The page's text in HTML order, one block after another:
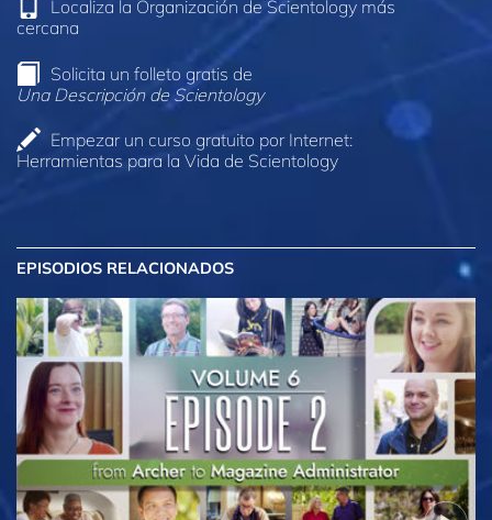
Localiza la Organización de Scientology más
cercana
Solicita un folleto gratis de
Una Descripción de Scientology
Empezar un curso gratuito por Internet:
Herramientas para la Vida de Scientology
EPISODIOS RELACIONADOS